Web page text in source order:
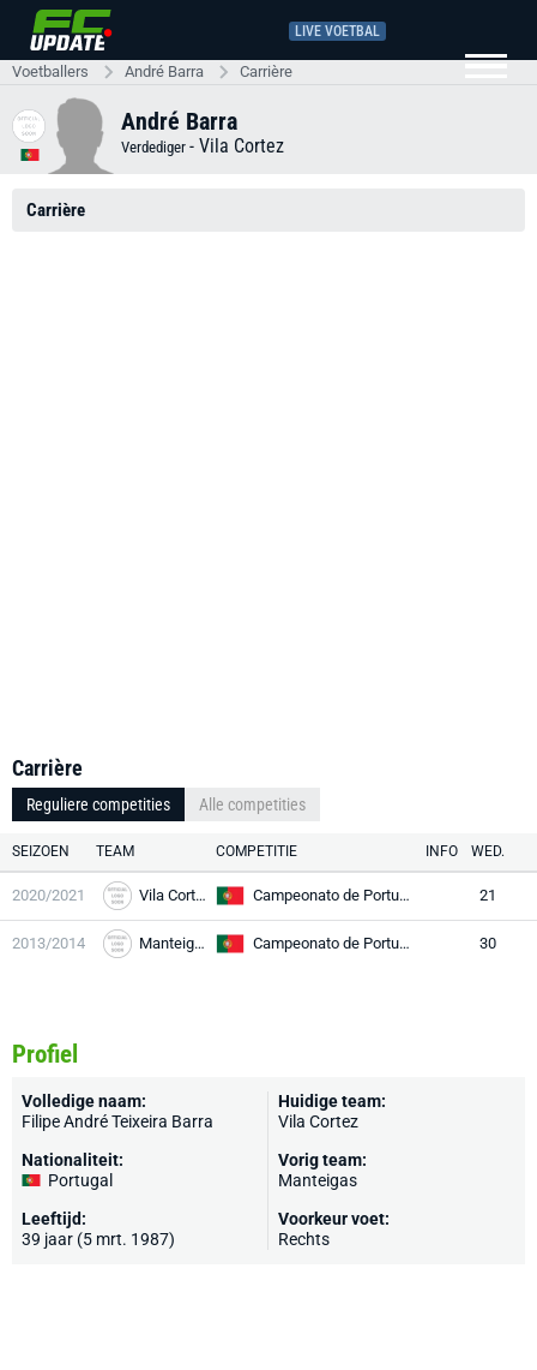
LIVE VOETBAL
Voetballers André Barra Carrière
André Barra
Verdediger - Vila Cortez
Carrière
Carrière
Reguliere competities Alle competities
SEIZOEN TEAM COMPETITIE INFO WED.
2020/2021 Vila Cortez Campeonato de Portugal Prio 21
2013/2014 Manteigas Campeonato de Portugal Prio 30
Profiel
Volledige naam:
Filipe André Teixeira Barra
Nationaliteit:
Portugal
Leeftijd:
39 jaar (5 mrt. 1987)
Huidige team:
Vila Cortez
Vorig team:
Manteigas
Voorkeur voet:
Rechts